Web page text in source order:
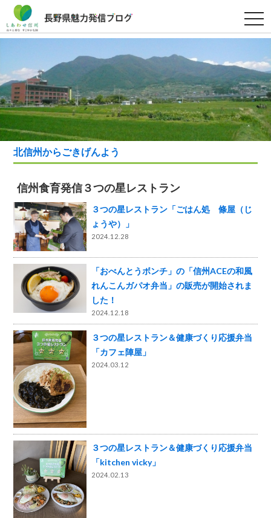
t
o
g
e
n
a
v
i
g
a
t
i
o
北信州からごきげんよう
信州食育発信３つの星レストラン
３つの星レストラン「ごはん処 條屋（じ
ょうや）」
2024.12.28
「おべんとうボンチ」の「信州ACEの和風
れんこんガパオ弁当」の販売が開始されま
した！
2024.12.18
３つの星レストラン＆健康づくり応援弁当
「カフェ陣屋」
2024.03.12
３つの星レストラン＆健康づくり応援弁当
「kitchen vicky」
2024.02.13